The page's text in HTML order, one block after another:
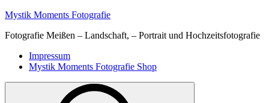
Skip
content
Mystik Moments Fotografie
Fotografie Meißen – Landschaft, – Portrait und Hochzeitsfotografie
Primary
Menu
Impressum
Mystik Moments Fotografie Shop